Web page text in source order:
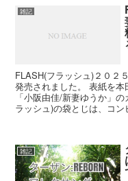
雑記
FLASH(フラッシュ)２０２
発売されました。 表紙を
「小阪由佳/新妻ゆうか」
ラッシュ)の袋とじは、コン
雑記